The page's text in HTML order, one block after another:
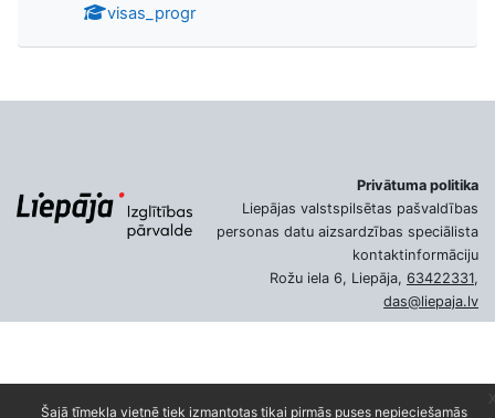
visas_progr
Privātuma politika
Liepājas valstspilsētas pašvaldības
personas datu aizsardzības speciālista
kontaktinformāciju
Rožu iela 6, Liepāja, 63422331,
das@liepaja.lv
Šajā tīmekļa vietnē tiek izmantotas tikai pirmās puses nepieciešamās